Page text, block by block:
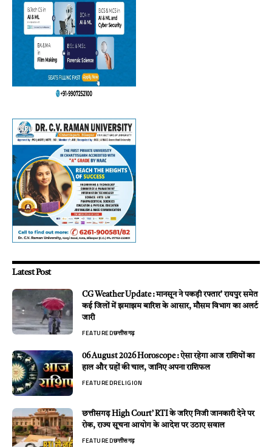
Latest Post
CG Weather Update : मानसून ने पकड़ी रफ्तार’ रायपुर समेत
कई जिलों में झमाझम बारिश के आसार, मौसम विभाग का अलर्ट
जारी
FEATUREDछत्तीसगढ़
06 August 2026 Horoscope : ऐसा रहेगा आज राशियों का
हाल और ग्रहों की चाल, जानिए अपना राशिफल
FEATUREDRELIGION
छत्तीसगढ़ High Court’ RTI के जरिए निजी जानकारी देने पर
रोक, राज्य सूचना आयोग के आदेश पर उठाए सवाल
FEATUREDछत्तीसगढ़